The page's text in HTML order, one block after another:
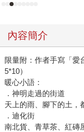
內容簡介
限量附：作者手寫「愛
5*10）
暖心小語：
．神明走過的街道
天上的雨、腳下的土，
．迪化街
南北貨、青草茶、紅磚